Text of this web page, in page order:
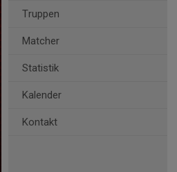
Truppen
Matcher
Statistik
Kalender
Kontakt